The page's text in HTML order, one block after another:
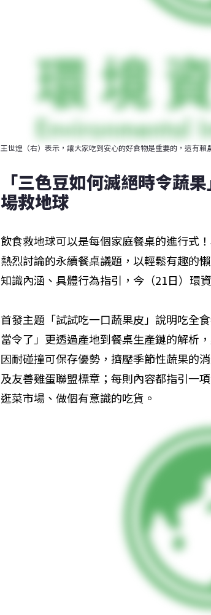
王世煌（右）表示，讓大家吃到安心的好食物是重要的，這有
「三色豆如何滅絕時令蔬
場救地球
飲食救地球可以是每個家庭餐桌的進行式
熱烈討論的永續餐桌議題，以輕鬆有趣的
知識內涵、具體行為指引，今（21日）環
首發主題「試試吃一口蔬果皮」說明吃全
當令了」更透過產地到餐桌生產鏈的解析
因耐碰撞可保存優勢，擠壓季節性蔬果的
及友善雞蛋聯盟標章；每則內容都指引一
逛菜市場、做個有意識的吃貨。